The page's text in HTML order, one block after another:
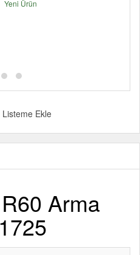
Yeni Ürün
Ekle
Arma